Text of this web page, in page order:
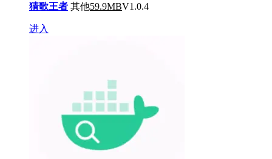
猜歌王者 其他59.9MBV1.0.4
进入